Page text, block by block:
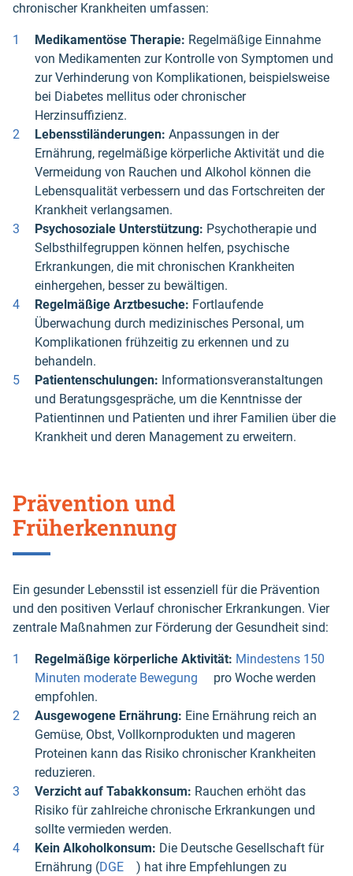
chronischer Krankheiten umfassen:
Medikamentöse Therapie: Regelmäßige Einnahme
von Medikamenten zur Kontrolle von Symptomen und
zur Verhinderung von Komplikationen, beispielsweise
bei Diabetes mellitus oder chronischer
Herzinsuffizienz.
Lebensstiländerungen: Anpassungen in der
Ernährung, regelmäßige körperliche Aktivität und die
Vermeidung von Rauchen und Alkohol können die
Lebensqualität verbessern und das Fortschreiten der
Krankheit verlangsamen.
Psychosoziale Unterstützung: Psychotherapie und
Selbsthilfegruppen können helfen, psychische
Erkrankungen, die mit chronischen Krankheiten
einhergehen, besser zu bewältigen.
Regelmäßige Arztbesuche: Fortlaufende
Überwachung durch medizinisches Personal, um
Komplikationen frühzeitig zu erkennen und zu
behandeln.
Patientenschulungen: Informationsveranstaltungen
und Beratungsgespräche, um die Kenntnisse der
Patientinnen und Patienten und ihrer Familien über die
Krankheit und deren Management zu erweitern.
Prävention und
Früherkennung
Ein gesunder Lebensstil ist essenziell für die Prävention
und den positiven Verlauf chronischer Erkrankungen. Vier
zentrale Maßnahmen zur Förderung der Gesundheit sind:
Regelmäßige körperliche Aktivität: Mindestens 150
Minuten moderate Bewegung
pro Woche werden
empfohlen.
Ausgewogene Ernährung: Eine Ernährung reich an
Gemüse, Obst, Vollkornprodukten und mageren
Proteinen kann das Risiko chronischer Krankheiten
reduzieren.
Verzicht auf Tabakkonsum: Rauchen erhöht das
Risiko für zahlreiche chronische Erkrankungen und
sollte vermieden werden.
Kein Alkoholkonsum: Die Deutsche Gesellschaft für
Ernährung (DGE
) hat ihre Empfehlungen zu